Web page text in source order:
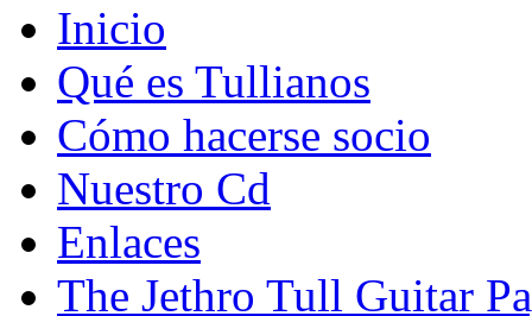
Inicio
Qué es Tullianos
Cómo hacerse socio
Nuestro Cd
Enlaces
The Jethro Tull Guitar